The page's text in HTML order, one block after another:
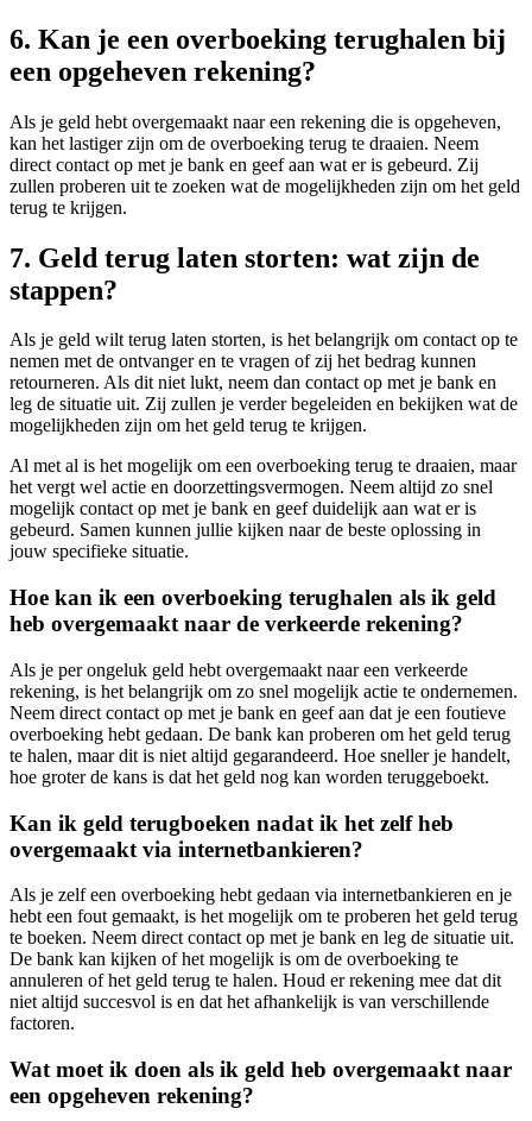
6. Kan je een overboeking terughalen bij
een opgeheven rekening?
Als je geld hebt overgemaakt naar een rekening die is opgeheven,
kan het lastiger zijn om de overboeking terug te draaien. Neem
direct contact op met je bank en geef aan wat er is gebeurd. Zij
zullen proberen uit te zoeken wat de mogelijkheden zijn om het geld
terug te krijgen.
7. Geld terug laten storten: wat zijn de
stappen?
Als je geld wilt terug laten storten, is het belangrijk om contact op te
nemen met de ontvanger en te vragen of zij het bedrag kunnen
retourneren. Als dit niet lukt, neem dan contact op met je bank en
leg de situatie uit. Zij zullen je verder begeleiden en bekijken wat de
mogelijkheden zijn om het geld terug te krijgen.
Al met al is het mogelijk om een overboeking terug te draaien, maar
het vergt wel actie en doorzettingsvermogen. Neem altijd zo snel
mogelijk contact op met je bank en geef duidelijk aan wat er is
gebeurd. Samen kunnen jullie kijken naar de beste oplossing in
jouw specifieke situatie.
Hoe kan ik een overboeking terughalen als ik geld
heb overgemaakt naar de verkeerde rekening?
Als je per ongeluk geld hebt overgemaakt naar een verkeerde
rekening, is het belangrijk om zo snel mogelijk actie te ondernemen.
Neem direct contact op met je bank en geef aan dat je een foutieve
overboeking hebt gedaan. De bank kan proberen om het geld terug
te halen, maar dit is niet altijd gegarandeerd. Hoe sneller je handelt,
hoe groter de kans is dat het geld nog kan worden teruggeboekt.
Kan ik geld terugboeken nadat ik het zelf heb
overgemaakt via internetbankieren?
Als je zelf een overboeking hebt gedaan via internetbankieren en je
hebt een fout gemaakt, is het mogelijk om te proberen het geld terug
te boeken. Neem direct contact op met je bank en leg de situatie uit.
De bank kan kijken of het mogelijk is om de overboeking te
annuleren of het geld terug te halen. Houd er rekening mee dat dit
niet altijd succesvol is en dat het afhankelijk is van verschillende
factoren.
Wat moet ik doen als ik geld heb overgemaakt naar
een opgeheven rekening?